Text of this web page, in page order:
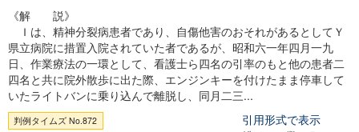
《解 説》
Ｉは、精神分裂病患者であり、自傷他害のおそれがあるとしてＹ
県立病院に措置入院されていた者であるが、昭和六一年四月一九
日、作業療法の一環として、看護士ら四名の引率のもと他の患者二
四名と共に院外散歩に出た際、エンジンキーを付けたまま停車して
いたライトバンに乗り込んで離脱し、同月二三...
判例タイムズ No.872
引用形式で表示